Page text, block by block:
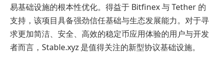
易基础设施的根本性优化。得益于 Bitfinex 与 Tether 的
支持，该项目具备强劲信任基础与生态发展能力。对于寻
求更加简洁、安全、高效的稳定币应用体验的用户与开发
者而言，Stable.xyz 是值得关注的新型协议基础设施。